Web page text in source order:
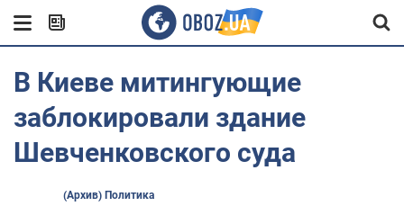
В Киеве митингующие
заблокировали здание
Шевченковского суда
(Архив) Политика